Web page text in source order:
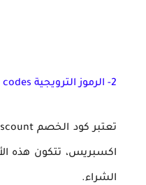
2- الرموز الترويجية Promotional codes
اكسبريس، تتكون هذه
الشراء.